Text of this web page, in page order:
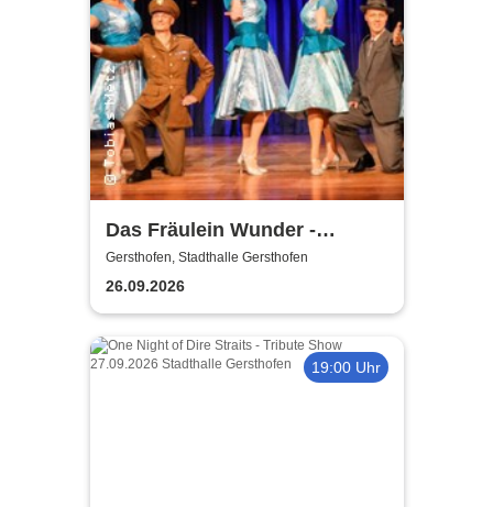
Das Fräulein Wunder -
Musikalische Komödie von
Murat Yeginer
Gersthofen, Stadthalle Gersthofen
26.09.2026
19:00 Uhr